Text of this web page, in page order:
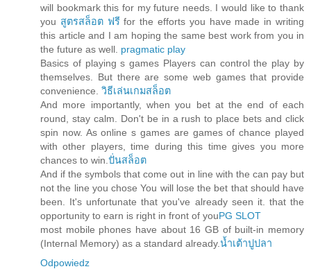
will bookmark this for my future needs. I would like to thank
you สูตรสล็อต ฟรีfor the efforts you have made in writing
this article and I am hoping the same best work from you in
the future as well. pragmatic play
Basics of playing s games Players can control the play by
themselves. But there are some web games that provide
convenience. วิธีเล่นเกมสล็อต
And more importantly, when you bet at the end of each
round, stay calm. Don't be in a rush to place bets and click
spin now. As online s games are games of chance played
with other players, time during this time gives you more
chances to win. ปั่นสล็อต
And if the symbols that come out in line with the can pay but
not the line you chose You will lose the bet that should have
been. It's unfortunate that you've already seen it. that the
opportunity to earn is right in front of youPG SLOT
most mobile phones have about 16 GB of built-in memory
(Internal Memory) as a standard already.น้ำเต้าปูปลา
Odpowiedz